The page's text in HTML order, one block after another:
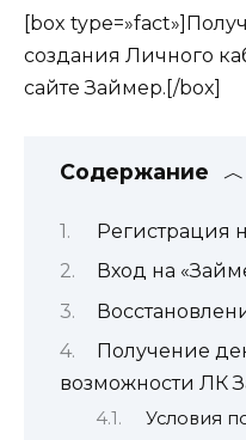
[box
создания Личного
сайте Займер.[/box]
Содержание
Регистрация
Вход на
Получение
возможности ЛК
Условия